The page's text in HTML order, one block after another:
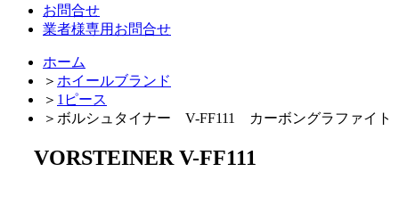
お問合せ
業者様専用お問合せ
ホーム
＞ ホイールブランド
＞ 1ピース
＞ ボルシュタイナー V-FF111 カーボングラファイト
VORSTEINER V-FF111